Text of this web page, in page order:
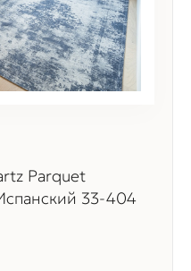
Parquet
33-404